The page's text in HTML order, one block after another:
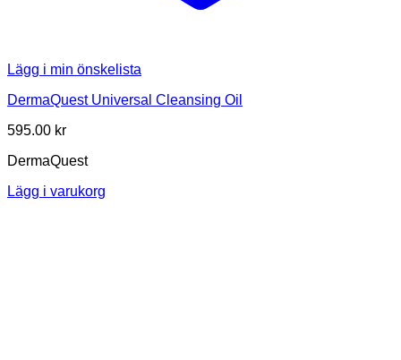
Lägg i min önskelista
DermaQuest Universal Cleansing Oil
595.00 kr
DermaQuest
Lägg i varukorg